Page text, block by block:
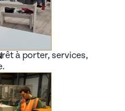
à porter, services,